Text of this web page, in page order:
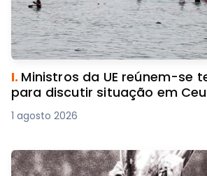
I. Ministros da UE reúnem-se
para discutir situação em
1 agosto 2026